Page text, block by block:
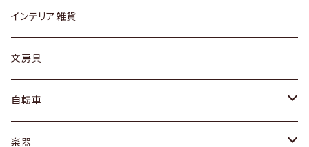
ローテーブル / サイドテーブル
デスク / コンソール
ドレッサー
シェルフ
フロアライト
リング
ピアス / イヤリング
財布
バッグ
アウター
トップス
グラス / タンブラー
カップ / マグ
プレート / ボウル
カトラリー
インテリア雑貨
文房具
自転車
dahon
楽器